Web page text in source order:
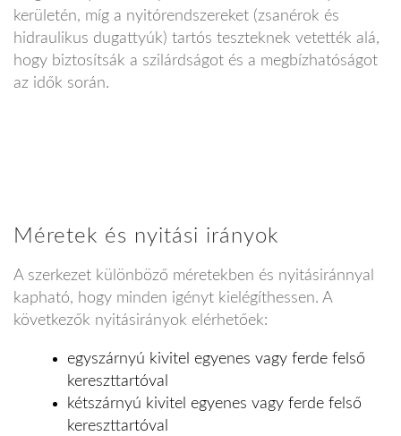
kerületén, míg a nyitórendszereket (zsanérok és
hidraulikus dugattyúk) tartós teszteknek vetették alá,
hogy biztosítsák a szilárdságot és a megbízhatóságot
az idők során.
Méretek és nyitási irányok
A szerkezet különböző méretekben és nyitásiránnyal
kapható, hogy minden igényt kielégíthessen. A
következők nyitásirányok elérhetőek:
egyszárnyú kivitel egyenes vagy ferde felső
kereszttartóval
kétszárnyú kivitel egyenes vagy ferde felső
kereszttartóval